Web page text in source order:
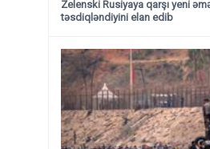
Zelenski Rusiyaya qarşı yeni
təsdiqləndiyini elan edib